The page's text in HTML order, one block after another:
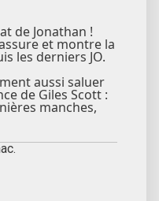
de Jonathan !
et montre la
les derniers JO.
aussi saluer
de Giles Scott :
manches,